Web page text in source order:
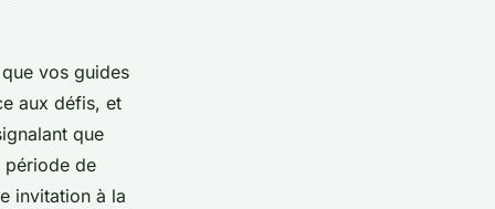
vos guides
aux défis, et
que
période de
invitation à la